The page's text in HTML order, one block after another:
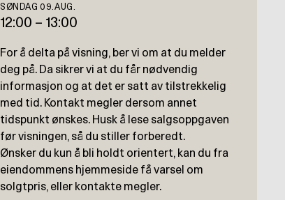
SØNDAG 09.AUG.
12:00 – 13:00
For å delta på visning, ber vi om at du melder
deg på. Da sikrer vi at du får nødvendig
informasjon og at det er satt av tilstrekkelig
med tid. Kontakt megler dersom annet
tidspunkt ønskes. Husk å lese salgsoppgaven
før visningen, så du stiller forberedt.
Ønsker du kun å bli holdt orientert, kan du fra
eiendommens hjemmeside få varsel om
solgtpris, eller kontakte megler.